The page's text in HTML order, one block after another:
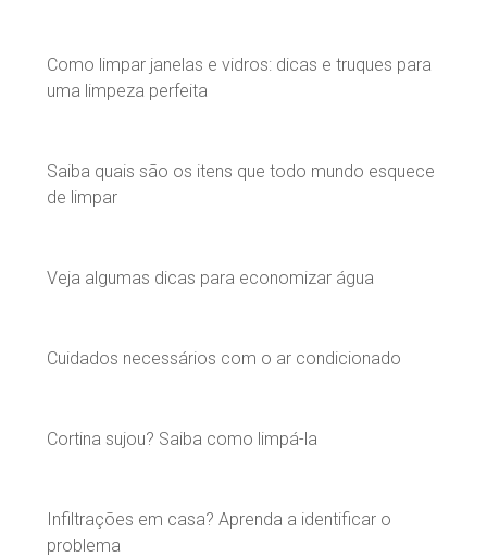
Como limpar janelas e vidros: dicas e truques para
uma limpeza perfeita
Saiba quais são os itens que todo mundo esquece
de limpar
Veja algumas dicas para economizar água
Cuidados necessários com o ar condicionado
Cortina sujou? Saiba como limpá-la
Infiltrações em casa? Aprenda a identificar o
problema